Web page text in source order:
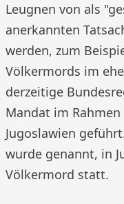
Leugnen von als
anerkannten
werden, zum
Völkermords im
derzeitige
Mandat im Rahmen
Jugoslawien
wurde genannt, in
Völkermord statt.